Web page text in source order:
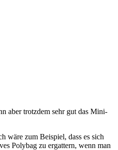
aber trotzdem sehr gut das Mini-
wäre zum Beispiel, dass es sich
Polybag zu ergattern, wenn man